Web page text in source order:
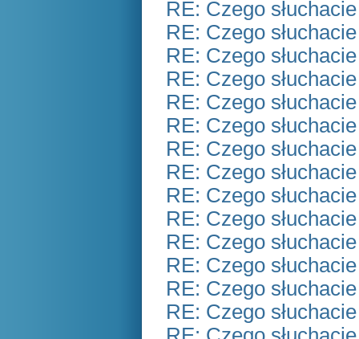
RE: Czego
RE: Czego
RE: Czego
RE: Czego
RE: Czego
RE: Czego
RE: Czego
RE: Czego
RE: Czego
RE: Czego
RE: Czego
RE: Czego
RE: Czego
RE: Czego